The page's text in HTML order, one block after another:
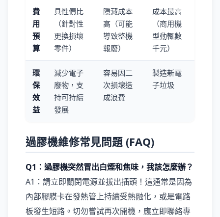
費
用
預
算
具性價比
（針對性
更換損壞
零件）
隱藏成本
高（可能
導致整機
報廢）
成本最高
（商用機
型動輒數
千元）
環
保
效
益
減少電子
廢物，支
持可持續
發展
容易因二
次損壞造
成浪費
製造新電
子垃圾
過膠機維修常見問題 (FAQ)
Q1：過膠機突然冒出白煙和焦味，我該怎麼辦？
A1：請立即關閉電源並拔出插頭！這通常是因為
內部膠膜卡在發熱管上持續受熱融化，或是電路
板發生短路。切勿嘗試再次開機，應立即聯絡專